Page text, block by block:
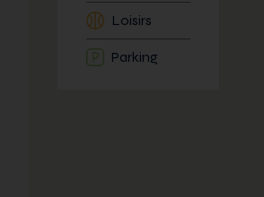
Loisirs
Parking